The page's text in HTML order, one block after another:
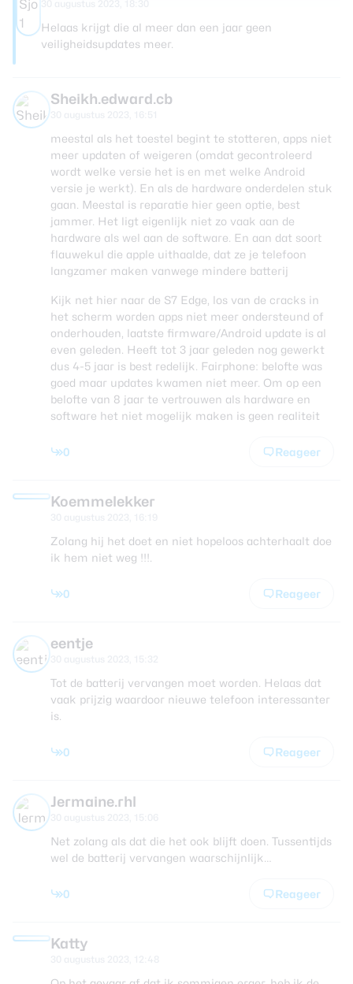
Helaas krijgt die al meer dan een jaar geen
veiligheidsupdates meer.
Sheikh.edward.cb
meestal als het toestel begint te stotteren, apps niet
meer updaten of weigeren (omdat gecontroleerd
wordt welke versie het is en met welke Android
versie je werkt). En als de hardware onderdelen stuk
gaan. Meestal is reparatie hier geen optie, best
jammer. Het ligt eigenlijk niet zo vaak aan de
hardware als wel aan de software. En aan dat soort
flauwekul die apple uithaalde, dat ze je telefoon
langzamer maken vanwege mindere batterij
Kijk net hier naar de S7 Edge, los van de cracks in
het scherm worden apps niet meer ondersteund of
onderhouden, laatste firmware/Android update is al
even geleden. Heeft tot 3 jaar geleden nog gewerkt
dus 4-5 jaar is best redelijk. Fairphone: belofte was
goed maar updates kwamen niet meer. Om op een
belofte van 8 jaar te vertrouwen als hardware en
software het niet mogelijk maken is geen realiteit
0 Reageer
Koemmelekker
Zolang hij het doet en niet hopeloos achterhaalt doe
ik hem niet weg !!!.
0 Reageer
eentje
Tot de batterij vervangen moet worden. Helaas dat
vaak prijzig waardoor nieuwe telefoon interessanter
is.
0 Reageer
Jermaine.rhl
Net zolang als dat die het ook blijft doen. Tussentijds
wel de batterij vervangen waarschijnlijk…
0 Reageer
Katty